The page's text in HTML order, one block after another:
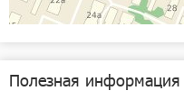
Полезная информация